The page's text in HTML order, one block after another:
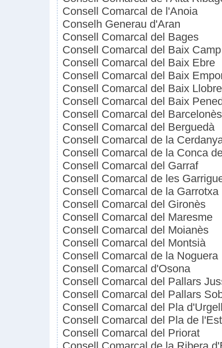
Consell Comarcal de l'Anoia
Conselh Generau d'Aran
Consell Comarcal del Bages
Consell Comarcal del Baix Camp
Consell Comarcal del Baix Ebre
Consell Comarcal del Baix
Consell Comarcal del Baix
Consell Comarcal del Baix
Consell Comarcal del Barcelonès
Consell Comarcal del Berguedà
Consell Comarcal de la
Consell Comarcal de la Conca
Consell Comarcal del Garraf
Consell Comarcal de les
Consell Comarcal de la Garrotxa
Consell Comarcal del Gironès
Consell Comarcal del Maresme
Consell Comarcal del Moianès
Consell Comarcal del Montsià
Consell Comarcal de la Noguera
Consell Comarcal d'Osona
Consell Comarcal del Pallars
Consell Comarcal del Pallars
Consell Comarcal del Pla
Consell Comarcal del Pla de
Consell Comarcal del Priorat